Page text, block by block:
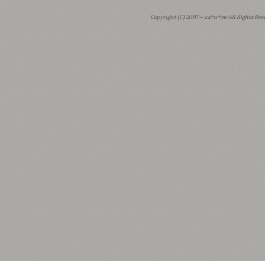
Copyright (C) 2007～ ca*n*ow All Rights